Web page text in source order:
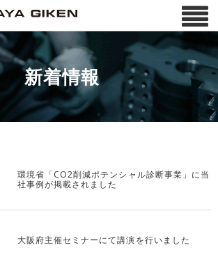
新着情報
環境省「CO2削減ポテンシャル診断事業」に当
社事例が掲載されました
大阪府主催セミナーにて講演を行いました